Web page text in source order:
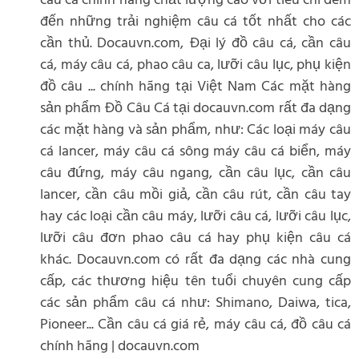
đến những trải nghiệm câu cá tốt nhất cho các
cần thủ. Docauvn.com, Đại lý đồ câu cá, cần câu
cá, máy câu cá, phao câu ca, lưỡi câu lục, phụ kiện
đồ câu ... chính hãng tại Việt Nam Các mặt hàng
sản phẩm Đồ Câu Cá tại docauvn.com rất đa dạng
các mặt hàng và sản phẩm, như: Các loại máy câu
cá lancer, máy câu cá sông máy câu cá biển, máy
câu đứng, máy câu ngang, cần câu lục, cần câu
lancer, cần câu mồi giả, cần câu rút, cần câu tay
hay các loại cần câu máy, lưỡi câu cá, lưỡi câu lục,
lưỡi câu đơn phao câu cá hay phụ kiện câu cá
khác. Docauvn.com có rất đa dạng các nhà cung
cấp, các thương hiệu tên tuổi chuyên cung cấp
các sản phẩm câu cá như: Shimano, Daiwa, tica,
Pioneer... Cần câu cá giá rẻ, máy câu cá, đồ câu cá
chính hãng | docauvn.com